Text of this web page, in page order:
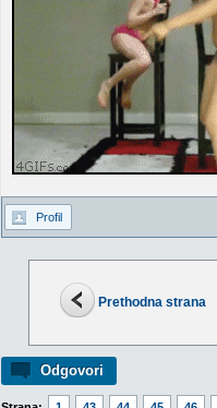
Prethodna strana
Odgovori
Profil